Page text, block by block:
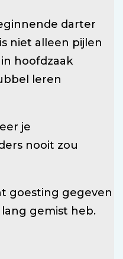
darter
niet alleen pijlen
hoofdzaak
leren
je
nooit zou
goesting gegeven
gemist heb.